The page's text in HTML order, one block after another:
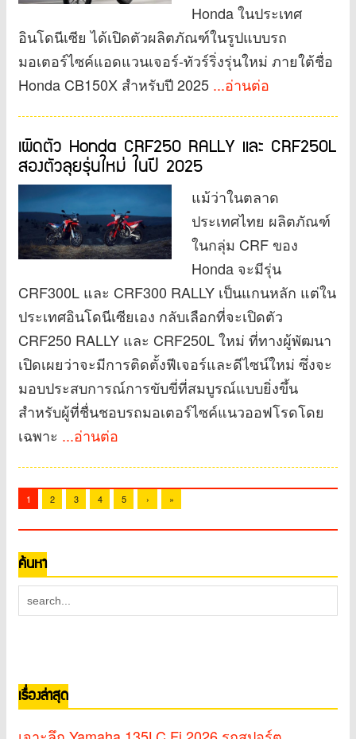
Honda ในประเทศ
อินโดนีเซีย ได้เปิดตัวผลิตภัณฑ์ในรูปแบบรถ
มอเตอร์ไซค์แอดแวนเจอร์-ทัวร์ริ่งรุ่นใหม่ ภายใต้ชื่อ
Honda CB150X สำหรับปี 2025 ...อ่านต่อ
เผิดตัว Honda CRF250 RALLY และ CRF250L
สองตัวลุยรุ่นใหม่ ในปี 2025
แม้ว่าในตลาด
ประเทศไทย ผลิตภัณฑ์
ในกลุ่ม CRF ของ
Honda จะมีรุ่น
CRF300L และ CRF300 RALLY เป็นแกนหลัก แต่ใน
ประเทศอินโดนีเซียเอง กลับเลือกที่จะเปิดตัว
CRF250 RALLY และ CRF250L ใหม่ ที่ทางผู้พัฒนา
เปิดเผยว่าจะมีการติดตั้งฟีเจอร์และดีไซน์ใหม่ ซึ่งจะ
มอบประสบการณ์การขับขี่ที่สมบูรณ์แบบยิ่งขึ้น
สำหรับผู้ที่ชื่นชอบรถมอเตอร์ไซค์แนวออฟโรดโดย
เฉพาะ ...อ่านต่อ
1 2 3 4 5 › »
ค้นหา
เรื่องล่าสุด